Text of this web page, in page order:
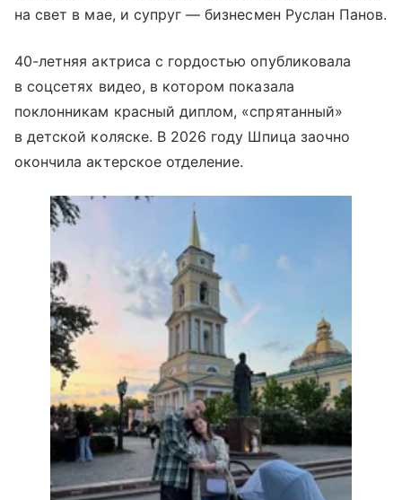
на свет в мае, и супруг — бизнесмен Руслан Панов.
40-летняя актриса с гордостью опубликовала
в соцсетях видео, в котором показала
поклонникам красный диплом, «спрятанный»
в детской коляске. В 2026 году Шпица заочно
окончила актерское отделение.